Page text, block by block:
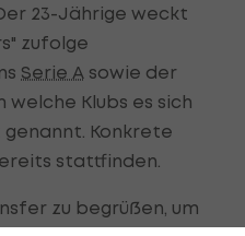
23-Jährige weckt
zufolge
Serie A sowie der
welche Klubs es sich
Konkrete
stattfinden.
zu begrüßen, um